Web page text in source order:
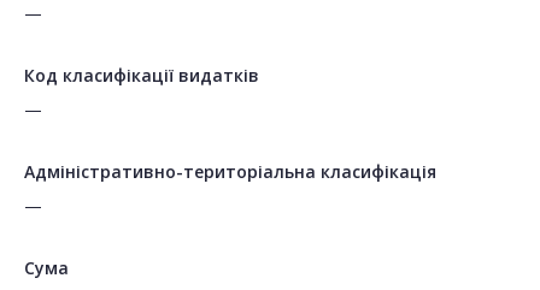
—
Код класифікації видатків
—
Адміністративно-територіальна класифікація
—
Сума